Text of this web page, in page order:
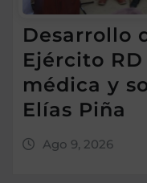
Desarrollo
Ejército
médica y
Elías Piña
Ago 9, 2026